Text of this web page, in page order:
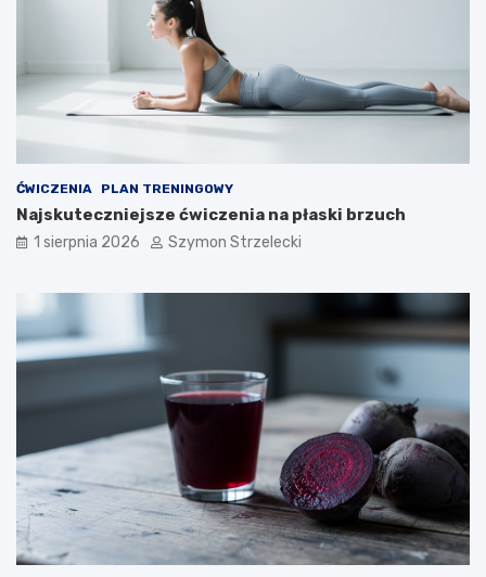
ĆWICZENIA PLAN TRENINGOWY
Najskuteczniejsze ćwiczenia na płaski brzuch
1 sierpnia 2026 Szymon Strzelecki